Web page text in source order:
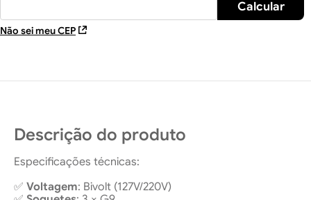
Não sei meu CEP
Descrição do produto
Especificações técnicas:
✅ Voltagem: Bivolt (127V/220V)